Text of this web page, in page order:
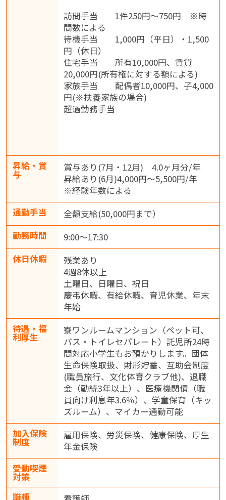
訪問手当 1件250円～750円 ※時
間数による
待機手当 1,000円（平日）・1,500
円（休日）
住宅手当 所有10,000円、賃貸
20,000円(所有権に対する額による)
家族手当 配偶者10,000円、子4,000
円(※扶養家族の場合)
超過勤務手当
昇給・賞
与
賞与あり(7月・12月) 4.0ヶ月分/年
昇給あり(6月)4,000円～5,500円/年
※経験年数による
通勤手当
全額支給(50,000円まで）
勤務時間
9:00～17:30
休日休暇
残業あり
4週8休以上
土曜日、日曜日、祝日
慶弔休暇、有給休暇、育児休業、年末
年始
待遇・福
利厚生
寮ワンルームマンション（ペット可、
バス・トイレセパレート）託児所24時
間対応小学生もお預かりします。団体
生命保険取扱、財形貯蓄、互助会制度
(職員旅行、文化体育クラブ他)、退職
金（勤続3年以上）、医療機関債（職
員向け利息年3.6％）、学童保育（キッ
ズルーム）、マイカー通勤可能
加入保険
制度
雇用保険、労災保険、健康保険、厚生
年金保険
受動喫煙
対策
職種